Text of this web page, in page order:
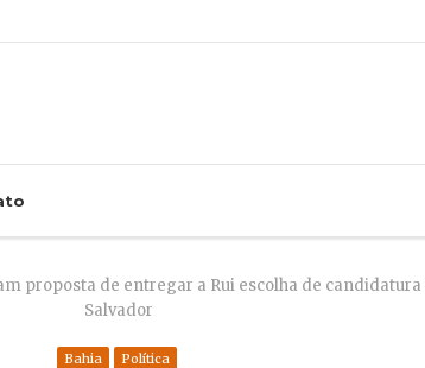
proposta de entregar a Rui escolha de
Salvador
Bahia Política